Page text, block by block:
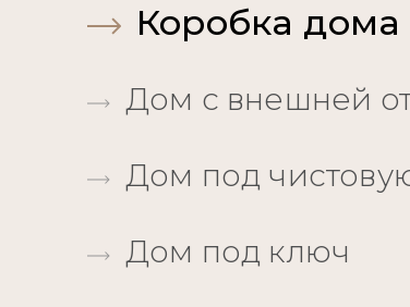
Коробка дома
Дом с внешней
Дом под
Дом под ключ